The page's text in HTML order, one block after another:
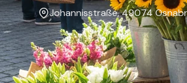
Johannisstraße, 49074